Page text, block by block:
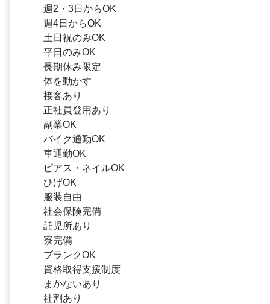
週2・3日からOK
週4日からOK
土日祝のみOK
平日のみOK
長期休み限定
体を動かす
接客あり
正社員登用あり
副業OK
バイク通勤OK
車通勤OK
ピアス・ネイルOK
ひげOK
服装自由
社会保険完備
託児所あり
寮完備
ブランクOK
資格取得支援制度
まかないあり
社割あり